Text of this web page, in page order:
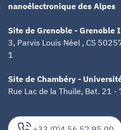
nanoélectronique des Alpes
Site de Grenoble - Grenoble
3, Parvis Louis Néel , CS
1
Site de Chambéry -
Rue Lac de la Thuile, Bat. 21